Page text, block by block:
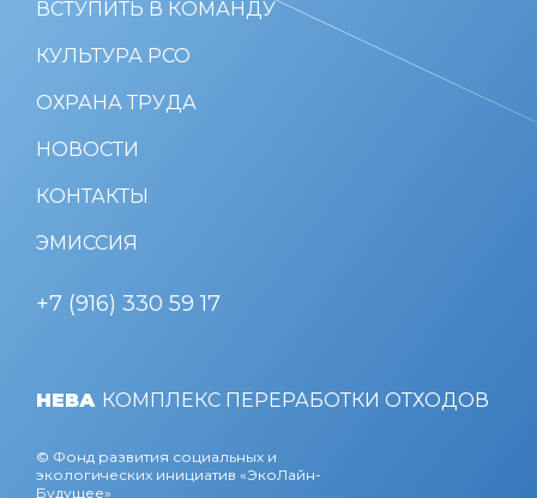
НЕВА КОМПЛЕКС ПЕРЕРАБОТКИ ОТХОДОВ
© Фонд развития социальных и
экологических инициатив «ЭкоЛайн-
Будущее»
ВСТУПИТЬ В КОМАНДУ
КУЛЬТУРА РСО
ОХРАНА ТРУДА
НОВОСТИ
КОНТАКТЫ
ЭМИССИЯ
+7 (916) 330 59 17